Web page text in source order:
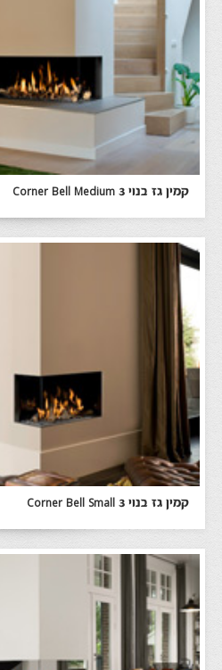
קמין גז בנוי Corner Bell Medium 3
קמין גז בנוי Corner Bell Small 3